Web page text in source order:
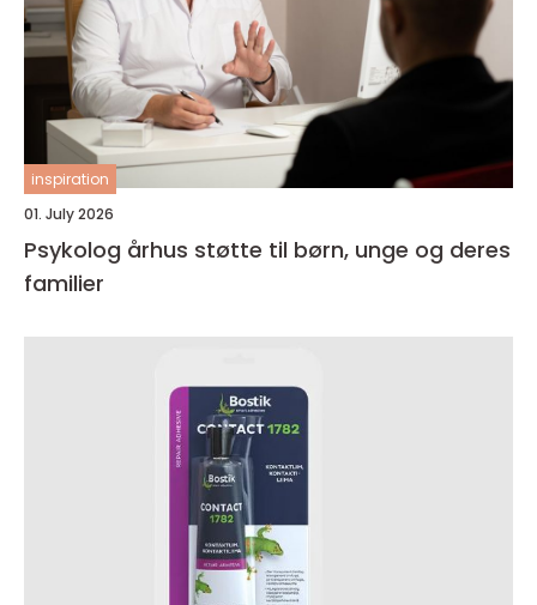
inspiration
01. July 2026
Psykolog århus støtte til børn, unge og deres
familier